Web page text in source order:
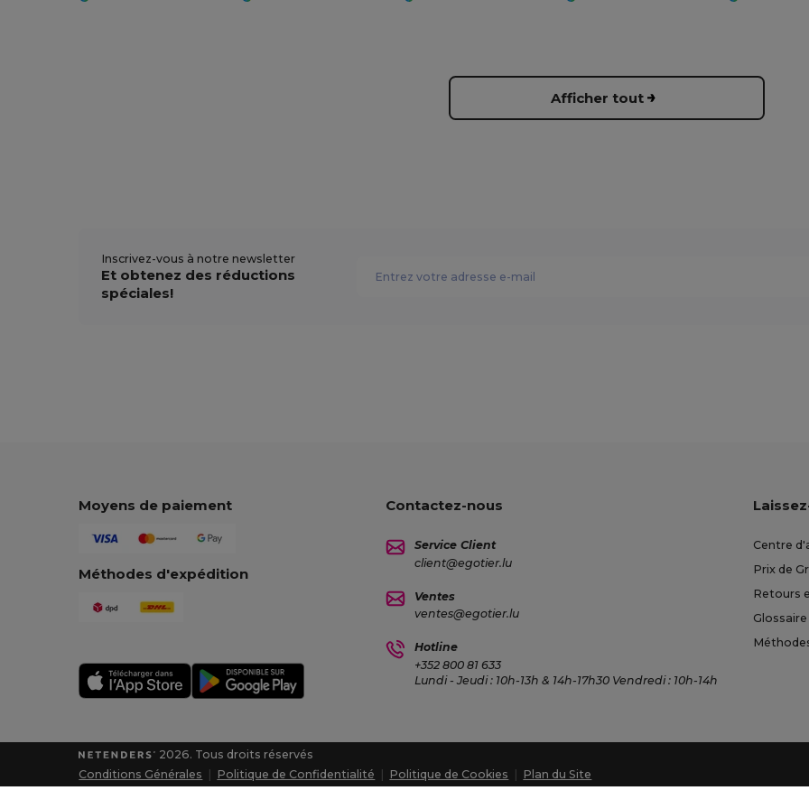
Afficher tout
Inscrivez-vous à notre newsletter
Et obtenez des réductions
spéciales!
Moyens de paiement
Méthodes d'expédition
Contactez-nous
Service Client
client@egotier.lu
Ventes
ventes@egotier.lu
Hotline
+352 800 81 633
Lundi - Jeudi : 10h-13h & 14h-17h30 Vendredi : 10h-14h
Centre
Prix de
Retours
Glossaire
2026. Tous droits réservés
Conditions Générales | Politique de Confidentialité | Politique de Cookies | Plan du Site